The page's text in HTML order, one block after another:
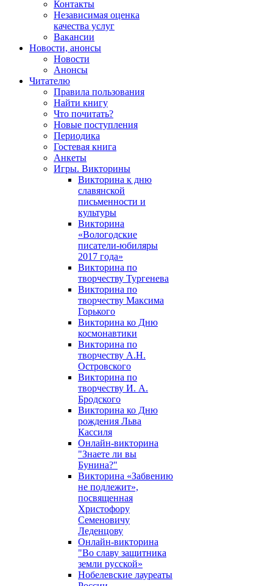
Контакты
Независимая оценка
качества услуг
Вакансии
Новости, анонсы
Новости
Анонсы
Читателю
Правила пользования
Найти книгу
Что почитать?
Новые поступления
Периодика
Гостевая книга
Анкеты
Игры. Викторины
Викторина к дню
славянской
письменности и
культуры
Викторина
«Вологодские
писатели-юбиляры
2017 года»
Викторина по
творчеству Тургенева
Викторина по
творчеству Максима
Горького
Викторина ко Дню
космонавтики
Викторина по
творчеству А.Н.
Островского
Викторина по
творчеству И. А.
Бродского
Викторина ко Дню
рождения Льва
Кассиля
Онлайн-викторина
"Знаете ли вы
Бунина?"
Викторина «Забвению
не подлежит»,
посвященная
Христофору
Семеновичу
Леденцову
Онлайн-викторина
"Во славу защитника
земли русской»
Нобелевские лауреаты